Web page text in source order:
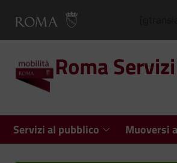
Roma
Servizi al pubblico Muoversi